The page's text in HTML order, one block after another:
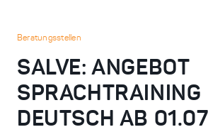
Beratungsstellen
SALVE: ANGEBOT
SPRACHTRAINING
DEUTSCH AB